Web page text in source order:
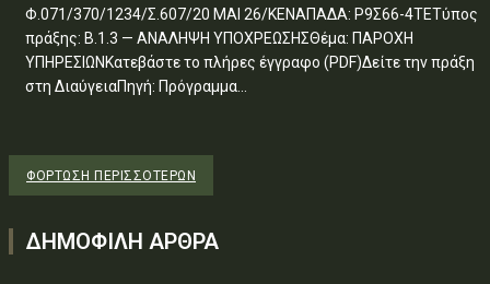
Φ.071/370/1234/Σ.607/20 ΜΑΙ 26/ΚΕΝΑΠΑΔΑ: Ρ9Σ66-4ΤΕΤύπος
πράξης: Β.1.3 — ΑΝΑΛΗΨΗ ΥΠΟΧΡΕΩΣΗΣΘέμα: ΠΑΡΟΧΗ
ΥΠΗΡΕΣΙΩΝΚατεβάστε το πλήρες έγγραφο (PDF)Δείτε την πράξη
στη ΔιαύγειαΠηγή: Πρόγραμμα...
ΦΌΡΤΩΣΗ ΠΕΡΙΣΣΟΤΈΡΩΝ
ΔΗΜΟΦΙΛΗ ΑΡΘΡΑ